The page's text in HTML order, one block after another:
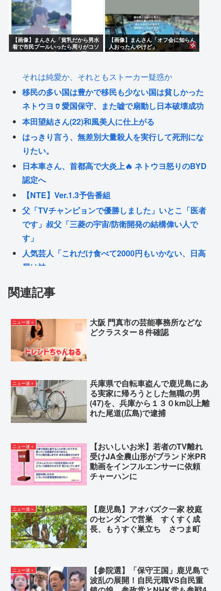
【画像】まんさん「貧乳だから男水
着で市民プールいったら周りがコソ
コソしだしてやばいwww」5万いい
【画像】まんさん「オフ会に知らん
人おったんやけど」
それは純愛か、それともストーカー疑惑か
移民の多い国は豊かで移民も少ない国は貧しかった
ネトウヨ🏺愛国保守、また嘘で扇動し日本破壊成功
本田望結さん(22)和風美人に仕上がる
はっきり言う、無差別大量殺人を実行して死刑にな
りたい。
日本車さん、首都高で大炎上🔥 ネトウヨ怒りのBYD
認定へ
【NTE】Ver.1.3予告番組
父「TVチャンピョンで優勝しました」いとこ「医者
です」叔父「三菱の宇宙/防衛開発の結構偉い人で
す」
人気芸人「これだけ食べて2000円もいかない、日高
屋は神」
悲報】托卵女子「何が悪いのか本気で理解できな
い。これってそんなに悪いこと？」
ガキワイ「あの…」マッマ（無言でテレビを見続け
る）パッパ「おい?勉強しろや?」
Powered by livedoor 相互RSS
関連記事
ニュー速＋
大阪 門真市の芸能事務所などな
どクラスター８件確認
ニュー速＋
兵庫県で自転車盗んで鹿児島にあ
る実家に帰ろうとした無職の男
(47)を、兵庫から１３０km以上離
れた尾道(広島)で逮捕
ニュー速＋
【おいしいお米】若者のTV離れ
受けJA全農山形がブランド米PR
動画をインフルエンサーに依頼
チャーハンに
ニュー速＋
【鹿児島】アオバズク一家 校庭
のセンダンで営巣 すくすく成
長、もうすぐ巣立ち さつま町
ニュー速＋
【参院選】「保守王国」鹿児島で
波乱の展開！自民元職VS自民重